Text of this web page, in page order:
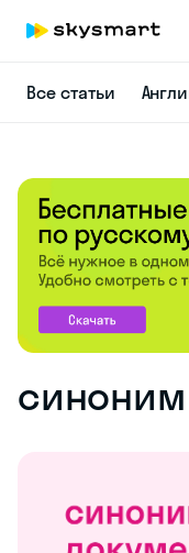
Все статьи
синоним